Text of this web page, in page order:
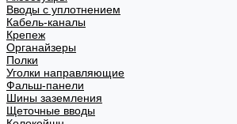
Вводы с уплотнением
Кабель-каналы
Крепеж
Органайзеры
Полки
Уголки направляющие
Фальш-панели
Шины заземления
Щеточные вводы